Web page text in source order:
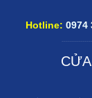
Hotline: 0974